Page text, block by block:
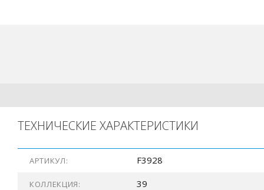
ТЕХНИЧЕСКИЕ ХАРАКТЕРИСТИКИ
АРТИКУЛ: F3928
КОЛЛЕКЦИЯ: 39